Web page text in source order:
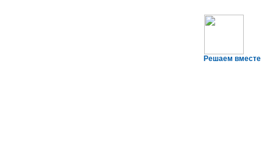
Решаем вместе